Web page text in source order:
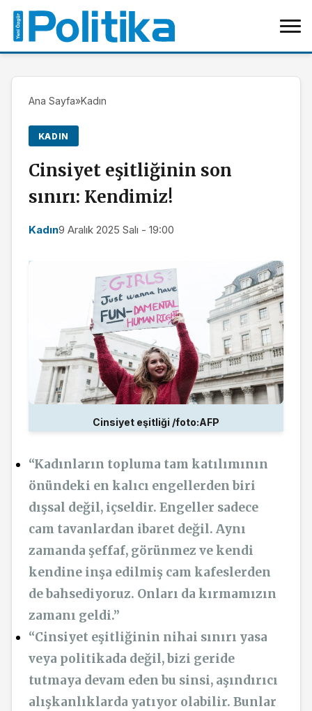
Ana Sayfa»Kadın
KADIN
Cinsiyet eşitliğinin son
sınırı: Kendimiz!
Kadın9 Aralık 2025 Salı - 19:00
Cinsiyet eşitliği /foto:AFP
“Kadınların topluma tam katılımının
önündeki en kalıcı engellerden biri
dışsal değil, içseldir. Engeller sadece
cam tavanlardan ibaret değil. Aynı
zamanda şeffaf, görünmez ve kendi
kendine inşa edilmiş cam kafeslerden
de bahsediyoruz. Onları da kırmamızın
zamanı geldi.”
“Cinsiyet eşitliğinin nihai sınırı yasa
veya politikada değil, bizi geride
tutmaya devam eden bu sinsi, aşındırıcı
alışkanlıklarda yatıyor olabilir. Bunlar